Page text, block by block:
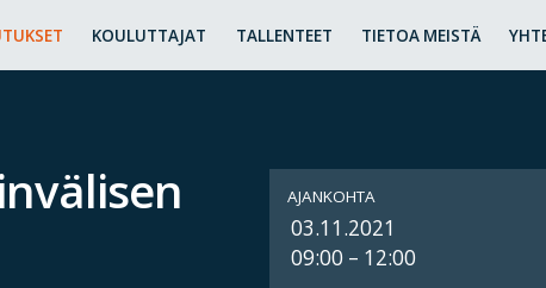
KOULUTTAJAT TALLENTEET TIETOA MEISTÄ
AJANKOHTA
03.11.2021
09:00 – 12:00